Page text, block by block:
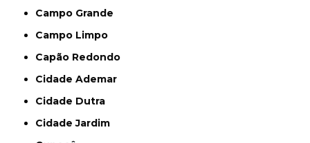
Campo Grande
Campo Limpo
Capão Redondo
Cidade Ademar
Cidade Dutra
Cidade Jardim